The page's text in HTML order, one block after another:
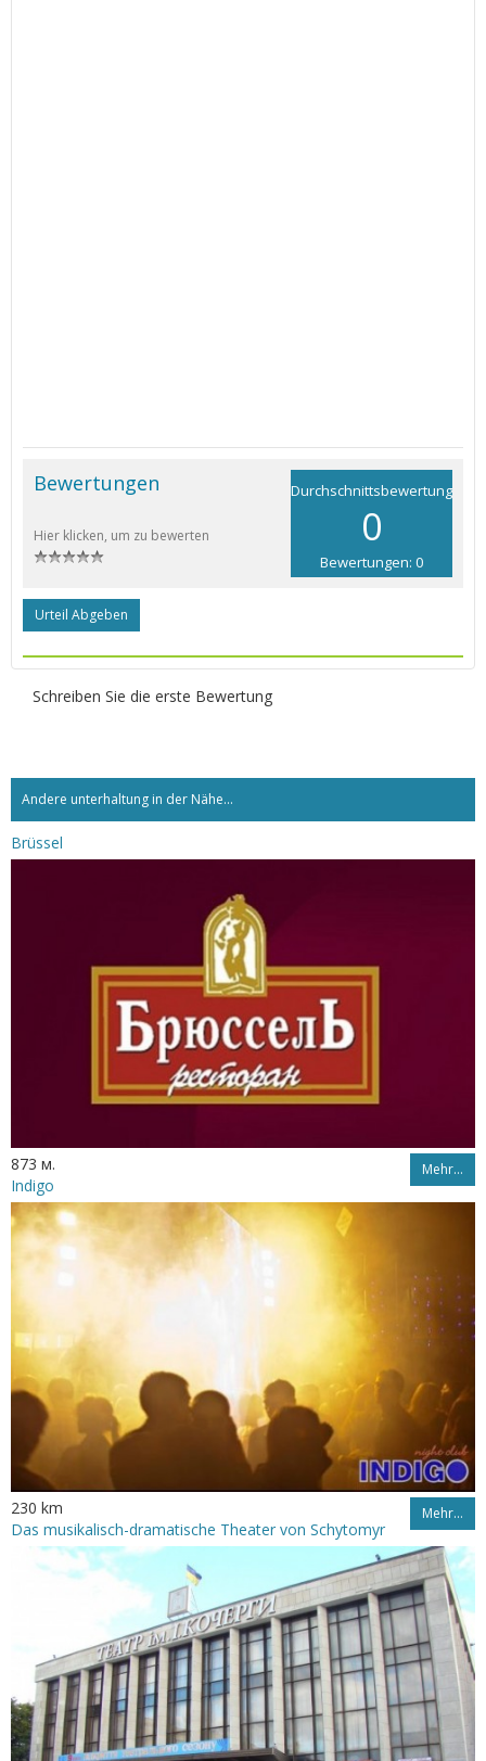
Durchschnittsbewertung
0
Bewertungen: 0
Bewertungen
Hier klicken, um zu bewerten
Urteil Abgeben
Schreiben Sie die erste Bewertung
Andere unterhaltung in der Nähe...
Brüssel
873 м. Mehr…
Indigo
230 km Mehr…
Das musikalisch-dramatische Theater von Schytomyr